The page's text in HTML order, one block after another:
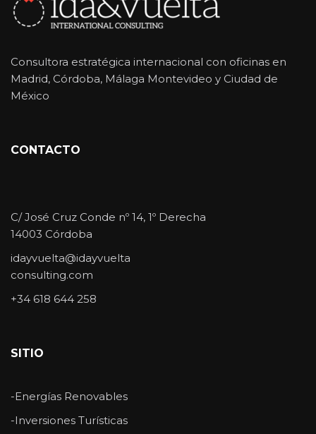
Consultora estratégica internacional con oficinas en
Madrid, Córdoba, Málaga Montevideo y Ciudad de
México
CONTACTO
C/ José Cruz Conde nº 14, 1º Derecha
14003 Córdoba
idayvuelta@idayvuelta
consulting.com
+34 618 644 258
SITIO
-Energías Renovables
-Inversiones Turísticas